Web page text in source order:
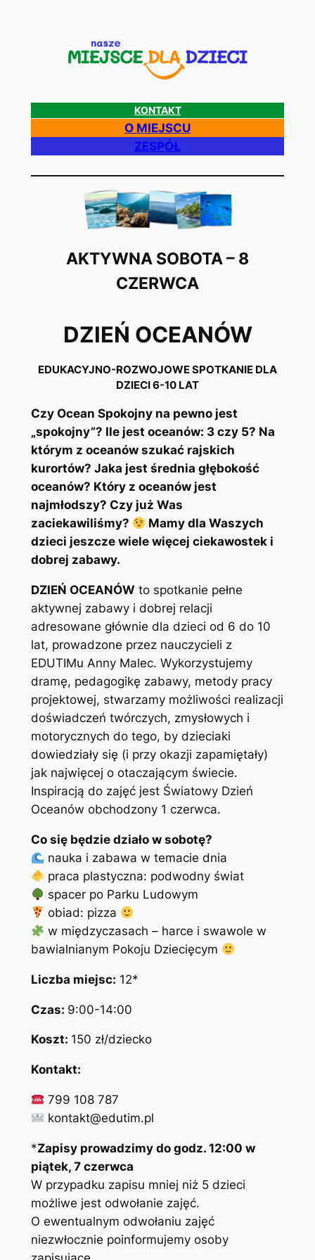
KONTAKT
O MIEJSCU
ZESPÓŁ
AKTYWNA SOBOTA – 8
CZERWCA
DZIEŃ OCEANÓW
EDUKACYJNO-ROZWOJOWE SPOTKANIE DLA
DZIECI 6-10 LAT
Czy Ocean Spokojny na pewno jest
„spokojny”? Ile jest oceanów: 3 czy 5? Na
którym z oceanów szukać rajskich
kurortów? Jaka jest średnia głębokość
oceanów? Który z oceanów jest
najmłodszy? Czy już Was
zaciekawiliśmy?
Mamy dla Waszych
dzieci jeszcze wiele więcej ciekawostek i
dobrej zabawy.
DZIEŃ OCEANÓW to spotkanie pełne
aktywnej zabawy i dobrej relacji
adresowane głównie dla dzieci od 6 do 10
lat, prowadzone przez nauczycieli z
EDUTIMu Anny Malec. Wykorzystujemy
dramę, pedagogikę zabawy, metody pracy
projektowej, stwarzamy możliwości realizacji
doświadczeń twórczych, zmysłowych i
motorycznych do tego, by dzieciaki
dowiedziały się (i przy okazji zapamiętały)
jak najwięcej o otaczającym świecie.
Inspiracją do zajęć jest Światowy Dzień
Oceanów obchodzony 1 czerwca.
Co się będzie działo w sobotę?
nauka i zabawa w temacie dnia
praca plastyczna: podwodny świat
spacer po Parku Ludowym
obiad: pizza
w międzyczasach – harce i swawole w
bawialnianym Pokoju Dziecięcym
Liczba miejsc: 12*
Czas: 9:00-14:00
Koszt: 150 zł/dziecko
Kontakt:
799 108 787
kontakt@edutim.pl
*Zapisy prowadzimy do godz. 12:00 w
piątek, 7 czerwca
W przypadku zapisu mniej niż 5 dzieci
możliwe jest odwołanie zajęć.
O ewentualnym odwołaniu zajęć
niezwłocznie poinformujemy osoby